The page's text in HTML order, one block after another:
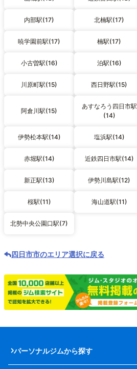
内部駅(17) 北楠駅(17)
暁学園前駅(17) 楠駅(17)
小古曽駅(16) 泊駅(16)
川原町駅(15) 西日野駅(15)
阿倉川駅(15)
あすなろう四日市駅
(14)
伊勢松本駅(14) 塩浜駅(14)
赤堀駅(14) 近鉄四日市駅(14)
新正駅(13) 伊勢川島駅(12)
桜駅(11) 海山道駅(11)
北勢中央公園口駅(7)
四日市市のエリア選択に戻る
パーソナルジムから探す